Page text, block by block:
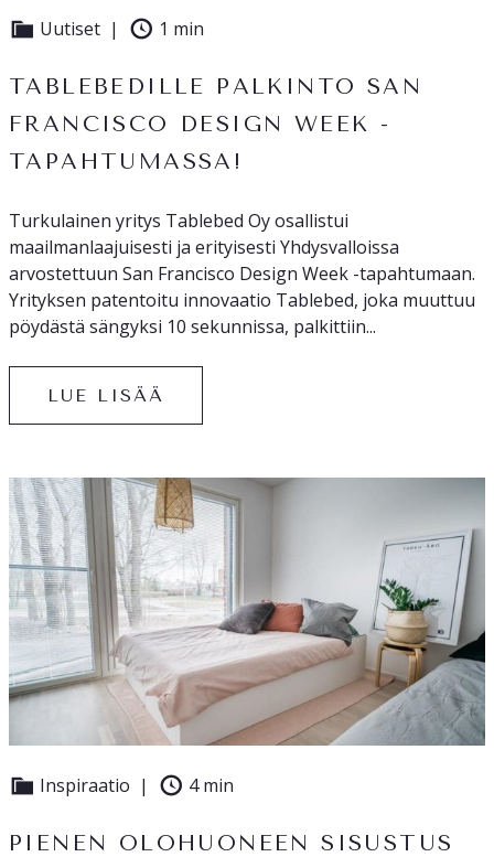
Uutiset 1 min
TABLEBEDILLE PALKINTO SAN
FRANCISCO DESIGN WEEK -
TAPAHTUMASSA!
Turkulainen yritys Tablebed Oy osallistui
maailmanlaajuisesti ja erityisesti Yhdysvalloissa
arvostettuun San Francisco Design Week -tapahtumaan.
Yrityksen patentoitu innovaatio Tablebed, joka muuttuu
pöydästä sängyksi 10 sekunnissa, palkittiin...
LUE LISÄÄ
Inspiraatio 4 min
PIENEN OLOHUONEEN SISUSTUS